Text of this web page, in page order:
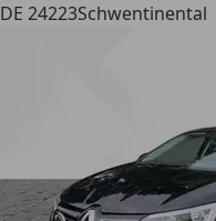
DE 24223Schwentinental